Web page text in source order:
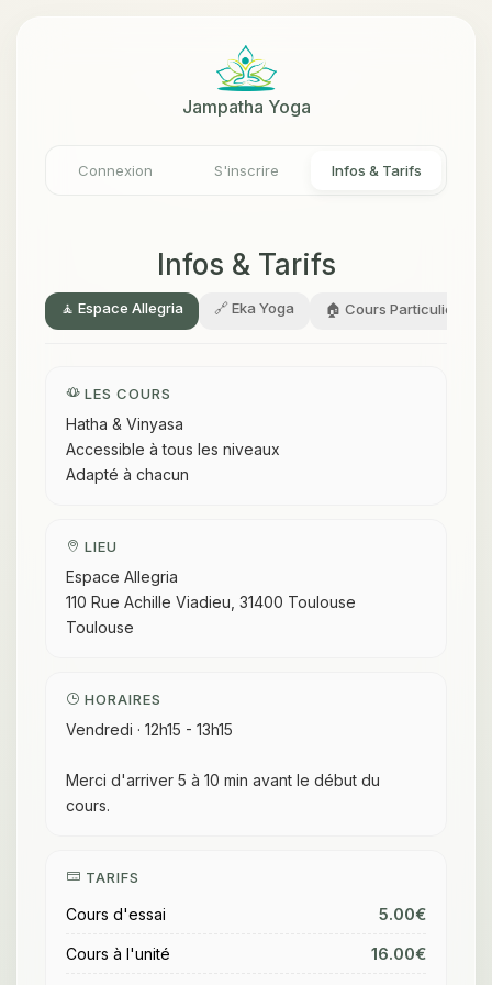
Jampatha Yoga
Connexion S'inscrire Infos & Tarifs
Infos & Tarifs
🧘 Espace Allegria 🔗 Eka Yoga 🏠 Cours Particuliers
LES COURS
Hatha & Vinyasa
Accessible à tous les niveaux
Adapté à chacun
LIEU
Espace Allegria
110 Rue Achille Viadieu, 31400 Toulouse
Toulouse
HORAIRES
Vendredi · 12h15 - 13h15
Merci d'arriver 5 à 10 min avant le début du
cours.
TARIFS
Cours d'essai 5.00€
Cours à l'unité 16.00€